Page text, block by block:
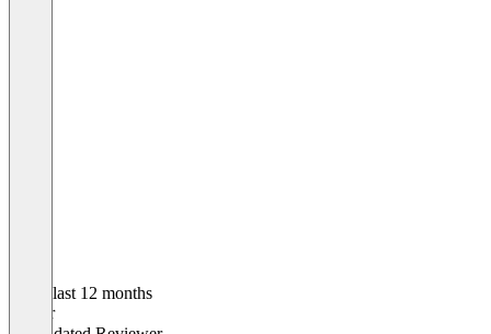
In the last 12 months
Rainer